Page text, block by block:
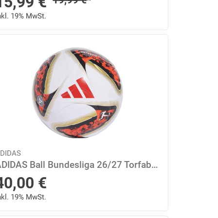
19% MwSt.
ADIDAS Ball Bundesliga 26/27 Torfabrik League Ball, Box 5 in Grau
€
19% MwSt.